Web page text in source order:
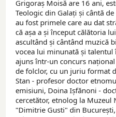
Grigoraș Moisă are 16 ani,
Teologic din Galați și cântă
au fost primele care au dat
că așa a și început călătoria
ascultând și cântând muzică
vocea lui minunată și
ajuns într-un concurs
de folclor, cu un juriu format
Stan - profesor doctor
emisiuni, Doina Işfănoni -
cercetător, etnolog la Muzeul
"Dimitrie Gusti" din